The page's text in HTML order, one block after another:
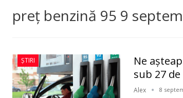
preţ benzină 95 9
ȘTIRI
Ne
sub 27 de
Alex 8